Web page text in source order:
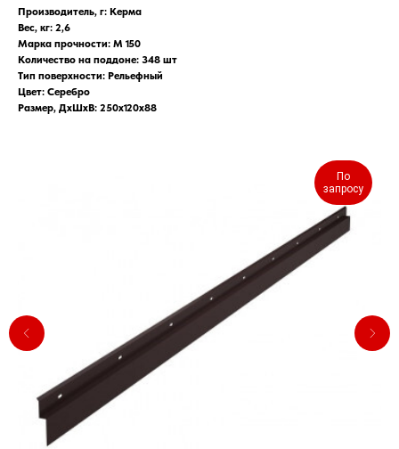
Производитель, г: Керма
Вес, кг: 2,6
Марка прочности: М 150
Количество на поддоне: 348 шт
Тип поверхности: Рельефный
Цвет: Серебро
Размер, ДхШхВ: 250х120х88
По
запросу